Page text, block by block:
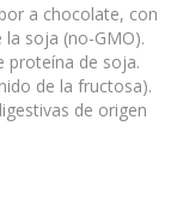
a chocolate, con
soja (no-GMO).
proteína de soja.
de la fructosa).
de origen